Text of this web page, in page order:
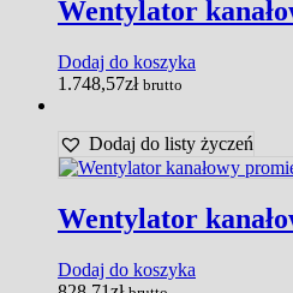
Wentylator
Dodaj do koszyka
1.748,57zł brutto
Dodaj do listy życzeń
Wentylator
Dodaj do koszyka